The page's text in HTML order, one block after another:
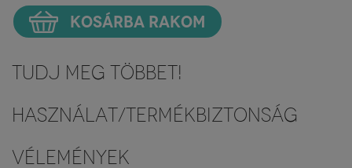
KOSÁRBA RAKOM
Tudj meg többet!
Használat/Termékbiztonság
Vélemények